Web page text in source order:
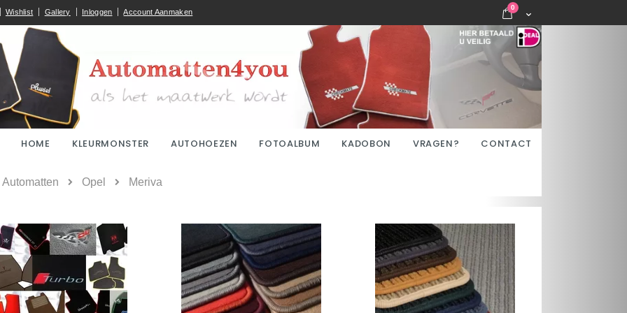
Wishlist Gallery Inloggen Account Aanmaken Cart
0 items
HOME KLEURMONSTER AUTOHOEZEN FOTOALBUM KADOBON VRAGEN? CONTACT
Automatten Opel Meriva